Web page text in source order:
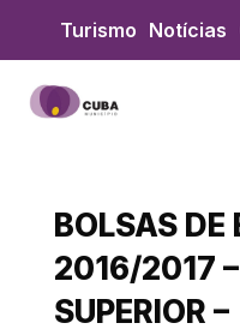
content
Turismo Notícias
BOLSAS DE
2016/2017
SUPERIOR –